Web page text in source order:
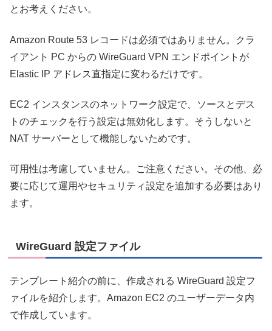
とお考えください。
Amazon Route 53 レコードは必須ではありません。クラ
イアント PC からの WireGuard VPN エンドポイントが
Elastic IP アドレス直指定に変わるだけです。
EC2 インスタンスのネットワーク設定で、ソースとデス
トのチェックを行う設定は無効化します。そうしないと
NAT サーバーとして機能しないためです。
可用性は考慮していません。ご注意ください。その他、必
要に応じて運用やセキュリティ設定を追加する必要はあり
ます。
WireGuard 設定ファイル
テンプレート紹介の前に、作成される WireGuard 設定フ
ァイルを紹介します。Amazon EC2 のユーザーデータ内
で作成しています。